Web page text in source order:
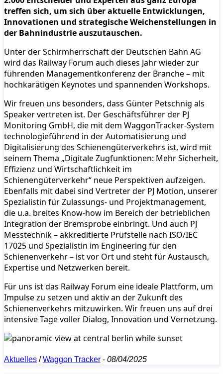
treffen sich, um sich über aktuelle Entwicklungen,
Innovationen und strategische Weichenstellungen in
der Bahnindustrie auszutauschen.
Unter der Schirmherrschaft der Deutschen Bahn AG
wird das Railway Forum auch dieses Jahr wieder zur
führenden Managementkonferenz der Branche – mit
hochkarätigen Keynotes und spannenden Workshops.
Wir freuen uns besonders, dass Günter Petschnig als
Speaker vertreten ist. Der Geschäftsführer der PJ
Monitoring GmbH, die mit dem WaggonTracker-System
technologieführend in der Automatisierung und
Digitalisierung des Schienengüterverkehrs ist, wird mit
seinem Thema „Digitale Zugfunktionen: Mehr Sicherheit,
Effizienz und Wirtschaftlichkeit im
Schienengüterverkehr“ neue Perspektiven aufzeigen.
Ebenfalls mit dabei sind Vertreter der PJ Motion, unserer
Spezialistin für Zulassungs- und Projektmanagement,
die u.a. breites Know-how im Bereich der betrieblichen
Integration der Bremsprobe einbringt. Und auch PJ
Messtechnik – akkreditierte Prüfstelle nach ISO/IEC
17025 und Spezialistin im Engineering für den
Schienenverkehr – ist vor Ort und steht für Austausch,
Expertise und Netzwerken bereit.
Für uns ist das Railway Forum eine ideale Plattform, um
Impulse zu setzen und aktiv an der Zukunft des
Schienenverkehrs mitzuwirken. Wir freuen uns auf drei
intensive Tage voller Dialog, Innovation und Vernetzung.
Aktuelles /Waggon Tracker - 08/04/2025